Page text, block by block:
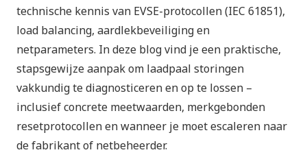
technische kennis van EVSE-protocollen (IEC 61851),
load balancing, aardlekbeveiliging en
netparameters. In deze blog vind je een praktische,
stapsgewijze aanpak om laadpaal storingen
vakkundig te diagnosticeren en op te lossen –
inclusief concrete meetwaarden, merkgebonden
resetprotocollen en wanneer je moet escaleren naar
de fabrikant of netbeheerder.